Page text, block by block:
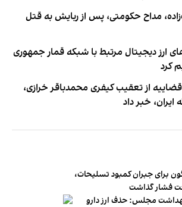
مداح حکومتی، پس از ربایش به قتل
ارز دیجیتال مرتبط با شبکه قمار جمهوری
کرد
از تعقیب کیفری محمدباقر خرازی،
ایران، خبر داد
برای جبران کمبود تسلیحات،
فشار گذاشت
مجلس: حذف ارز دارو